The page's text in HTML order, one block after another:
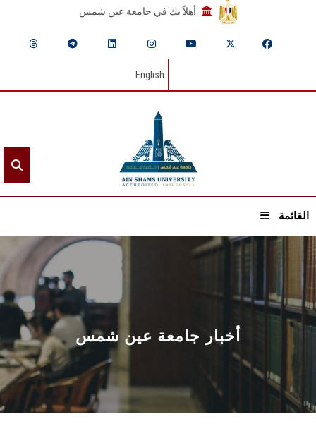
أهلاً بك في جامعة عين شمس
English
القائمة
الرئيسيـة
عن الجامعة
القطاعـات
الشئون الأكاديمية
البحث العلمي
أخبار جامعة عين شمس